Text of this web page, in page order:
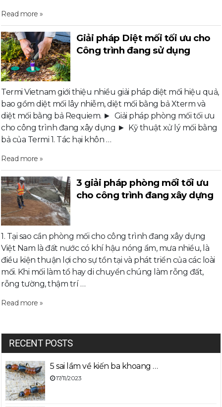
Read more »
Giải pháp Diệt mối tối ưu cho
Công trình đang sử dụng
Termi Vietnam giới thiệu nhiều giải pháp diệt mối hiệu quả,
bao gồm diệt mối lây nhiễm, diệt mối bằng bả Xterm và
diệt mối bằng bả Requiem. ► Giải pháp phòng mối tối ưu
cho công trình đang xây dựng ► Kỹ thuật xử lý mối bằng
bả của Termi 1. Tác hại khôn …
Read more »
3 giải pháp phòng mối tối ưu
cho công trình đang xây dựng
1. Tại sao cần phòng mối cho công trình đang xây dựng
Việt Nam là đất nước có khí hậu nóng ẩm, mưa nhiều, là
điều kiện thuận lợi cho sự tồn tại và phát triển của các loài
mối. Khi mối làm tổ hay di chuyển chúng làm rỗng đất,
rỗng tường, thậm trí …
Read more »
RECENT POSTS
5 sai lầm về kiến ba khoang …
17/11/2023